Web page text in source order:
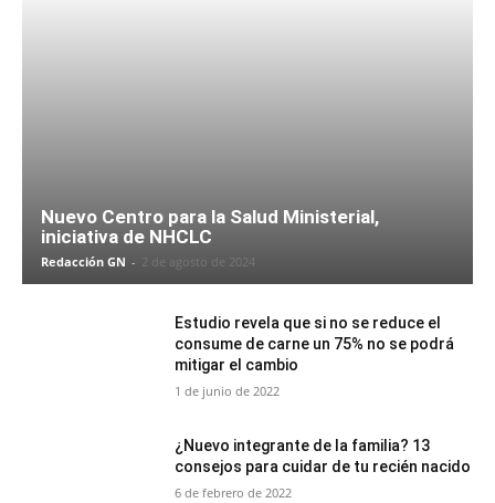
Nuevo Centro para la Salud Ministerial,
iniciativa de NHCLC
Redacción GN - 2 de agosto de 2024
Estudio revela que si no se reduce el
consume de carne un 75% no se podrá
mitigar el cambio
1 de junio de 2022
¿Nuevo integrante de la familia? 13
consejos para cuidar de tu recién nacido
6 de febrero de 2022